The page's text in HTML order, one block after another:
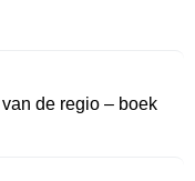
de regio – boek